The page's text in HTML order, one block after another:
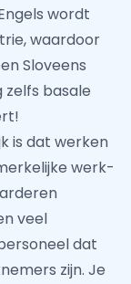
wordt
waardoor
Sloveens
basale
is dat werken
werk-
veel
dat
zijn. Je